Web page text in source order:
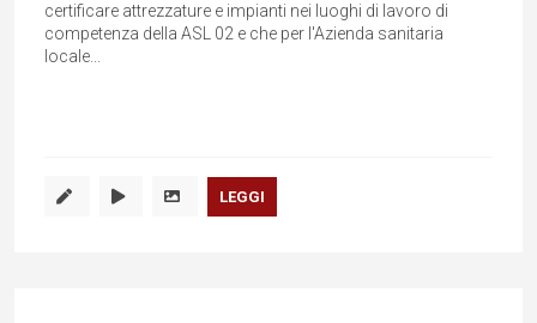
certificare attrezzature e impianti nei luoghi di lavoro di
competenza della ASL 02 e che per l'Azienda sanitaria
locale...
LEGGI